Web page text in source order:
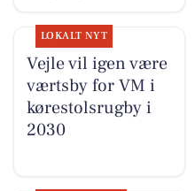
LOKALT NYT
Vejle vil igen være
værtsby for VM i
kørestolsrugby i
2030